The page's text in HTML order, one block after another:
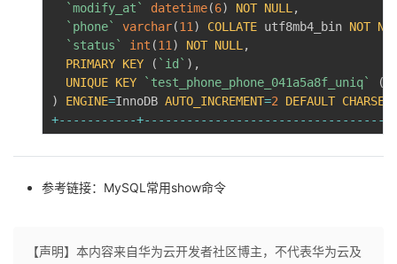
`modify_at ` datetime(6) NOT NULL ,
` phone` varchar(11 ) COLLATE utf8mb4_bin NOT
` status ` int (11 ) NOT NULL ,
PRIMARY KEY ( ` id ` ) ,
UNIQUE KEY ` test_phone_phone_041a5a8f_uniq` (
)
ENGINE=InnoDB AUTO_INCREMENT=2 DEFAULT CHARSET
+-- -- -- -- -- -+-- -- -- -- -- -- -- -- -- -- -- -- -- -- -- -- --
参考链接： MySQL常用show命令
【声明】本内容来自华为云开发者社区博主，不代表华为云及